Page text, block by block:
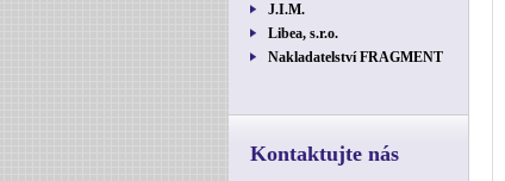
J.I.M.
Libea, s.r.o.
Nakladatelství FRAGMENT
Kontaktujte nás